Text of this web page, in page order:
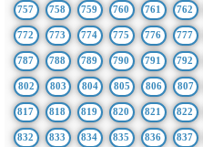
757 758 759 760 761 762
772 773 774 775 776 777
787 788 789 790 791 792
802 803 804 805 806 807
817 818 819 820 821 822
832 833 834 835 836 837